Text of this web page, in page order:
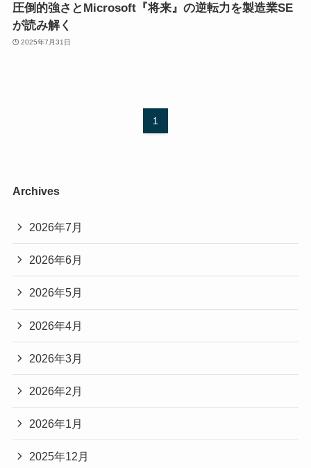
圧倒的強さとMicrosoft『将来』の逆転力を製造業SE
が読み解く
2025年7月31日
1
Archives
2026年7月
2026年6月
2026年5月
2026年4月
2026年3月
2026年2月
2026年1月
2025年12月